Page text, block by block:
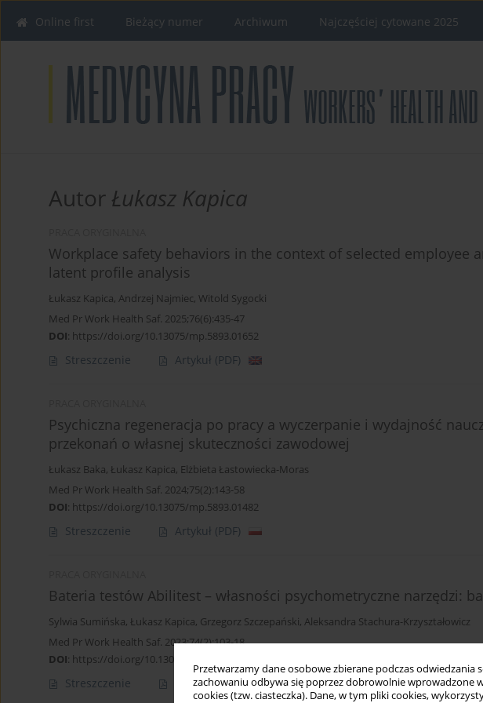
Przetwarzamy dane osobowe zbierane podczas
zachowaniu odbywa się poprzez dobrowolnie wprowadzone
cookies (tzw. ciasteczka). Dane, w tym pliki cookies,
Online first Bieżący numer Archiwum Najczęściej cytowane 2025
Autor Łukasz Kapica
Workplace safety behaviors in the context of selected employee
latent profile analysis
Łukasz Kapica, Andrzej Najmiec, Witold Sygocki
Med Pr Work Health Saf. 2025;76(6):435-47
DOI: https://doi.org/10.13075/mp.5893.01652
Streszczenie Artykuł (PDF)
Psychiczna regeneracja po pracy a wyczerpanie i wydajność
przekonań o własnej skuteczności zawodowej
Łukasz Baka, Łukasz Kapica, Elżbieta Łastowiecka-Moras
Med Pr Work Health Saf. 2024;75(2):143-58
DOI: https://doi.org/10.13075/mp.5893.01482
Streszczenie Artykuł (PDF)
Bateria testów Abilitest – własności psychometryczne narzędzi:
Sylwia Sumińska, Łukasz Kapica, Grzegorz Szczepański, Aleksandra Stachura-Krzyształowicz
Med Pr Work Health Saf. 2023;74(2):103-18
DOI: https://doi.org/10.13075/mp.5893.01338
Streszczenie Artykuł(PDF)